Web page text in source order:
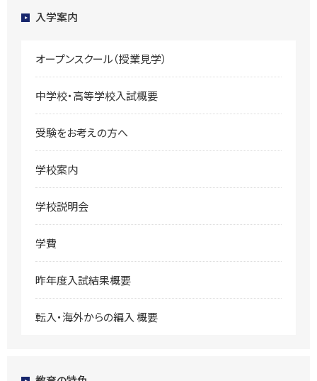
入学案内
オープンスクール（授業見学）
中学校・高等学校入試概要
受験をお考えの方へ
学校案内
学校説明会
学費
昨年度入試結果概要
転入・海外からの編入 概要